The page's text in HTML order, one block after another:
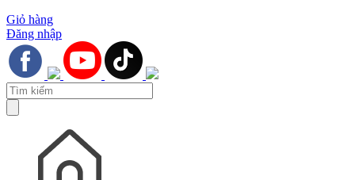
Giỏ hàng
Đăng nhập